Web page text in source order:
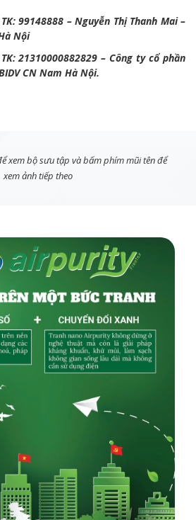
99148888 – Nguyễn Thị Thanh Mai –
Nội
21310000882829 – Công ty cổ phần
CN Nam Hà Nội.
xem bộ sưu tập và bấm phím mũi tên để
xem ảnh tiếp theo